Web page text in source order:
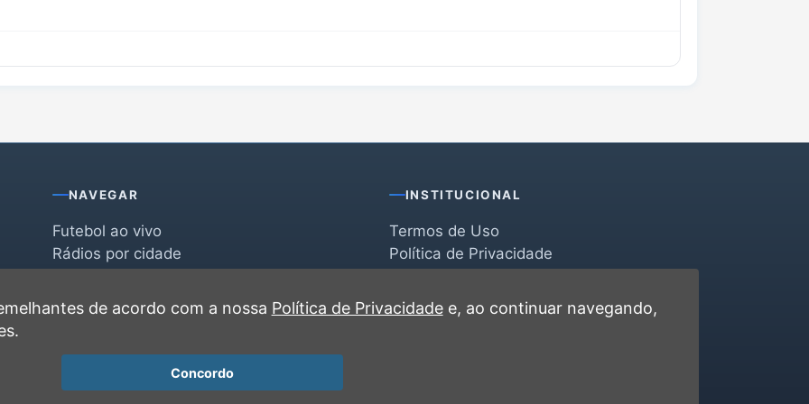
NAVEGAR
Futebol ao vivo
Rádios por cidade
Favoritas
Recentes
INSTITUCIONAL
Termos de Uso
Política de Privacidade
Contato
de acordo com a nossa Política de Privacidadee, ao continuar navegando,
Concordo